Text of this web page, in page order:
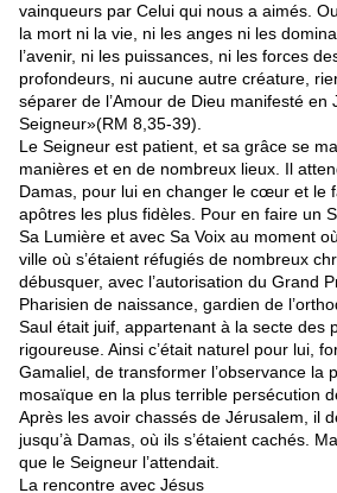
vainqueurs par Celui qui nous a aimés.
la mort ni la vie, ni les anges ni les
l’avenir, ni les puissances, ni les forces
profondeurs, ni aucune autre créature,
séparer de l’Amour de Dieu manifesté en
Seigneur»(RM 8,35-39).
Le Seigneur est patient, et sa grâce se
manières et en de nombreux lieux. Il
Damas, pour lui en changer le cœur et le
apôtres les plus fidèles. Pour en faire un
Sa Lumière et avec Sa Voix au moment
ville où s’étaient réfugiés de nombreux
débusquer, avec l’autorisation du Grand
Pharisien de naissance, gardien de
Saul était juif, appartenant à la secte des
rigoureuse. Ainsi c’était naturel pour lui,
Gamaliel, de transformer l’observance la
mosaïque en la plus terrible persécution
Après les avoir chassés de Jérusalem, il
jusqu’à Damas, où ils s’étaient cachés.
que le Seigneur l’attendait.
La rencontre avec Jésus